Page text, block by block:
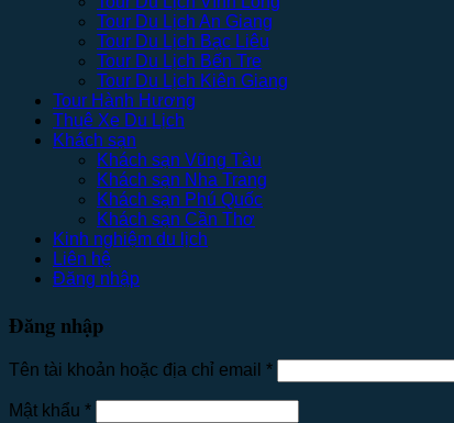
Tour Du Lịch An Giang
Tour Du Lịch Bạc Liêu
Tour Du Lịch Bến Tre
Tour Du Lịch Kiên Giang
Tour Hành Hương
Thuê Xe Du Lịch
Khách sạn
Khách sạn Vũng Tàu
Khách sạn Nha Trang
Khách sạn Phú Quốc
Khách sạn Cần Thơ
Kinh nghiệm du lịch
Liên hệ
Đăng nhập
Đăng nhập
Tên tài khoản hoặc địa chỉ email *
Mật khẩu *